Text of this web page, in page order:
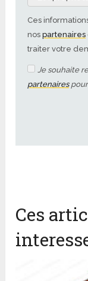
Ces
nospartenaires
traiter votre
Je souhaite
partenairespour
Ces